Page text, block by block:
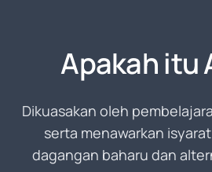
Apakah itu
Dikuasakan oleh
serta menawarkan
dagangan baharu dan